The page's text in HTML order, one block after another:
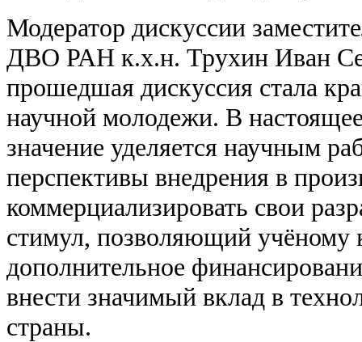
Модератор дискуссии
ДВО РАН к.х.н. Трухин Иван
прошедшая дискуссия стала
научной молодежи. В
значение уделяется научным
перспективы внедрения в
коммерциализировать свои
стимул, позволяющий учёному
дополнительное
внести значимый вклад в
страны.